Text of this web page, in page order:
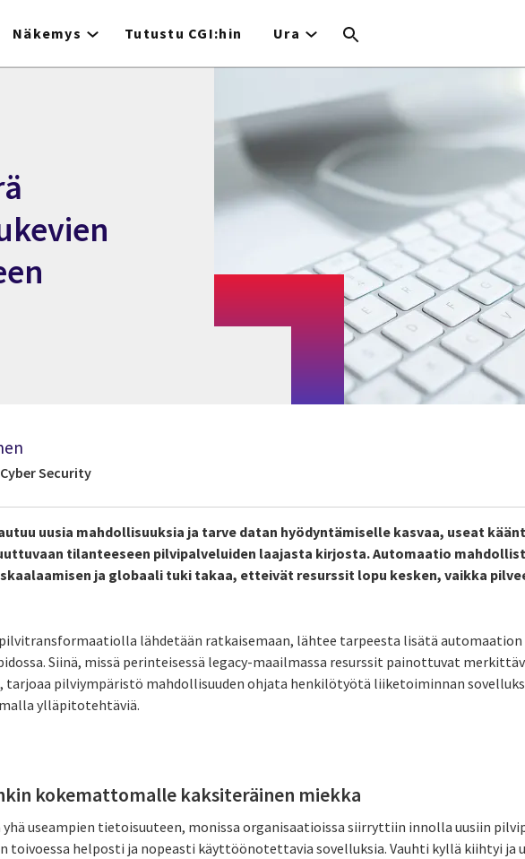
Näkemys Tutustu CGI:hin Ura
Security
uusia mahdollisuuksia ja tarve datan hyödyntämiselle kasvaa, useat
tilanteeseen pilvipalveluiden laajasta kirjosta. Automaatio
ja globaali tuki takaa, etteivät resurssit lopu kesken, vaikka
lähdetään ratkaisemaan, lähtee tarpeesta lisätä automaation
Siinä, missä perinteisessä legacy-maailmassa resurssit painottuvat
pilviympäristö mahdollisuuden ohjata henkilötyötä liiketoiminnan
ylläpitotehtäviä.
kokemattomalle kaksiteräinen miekka
useampien tietoisuuteen, monissa organisaatioissa siirryttiin innolla uusiin
toivoessa helposti ja nopeasti käyttöönotettavia sovelluksia. Vauhti kyllä kiihtyi ja